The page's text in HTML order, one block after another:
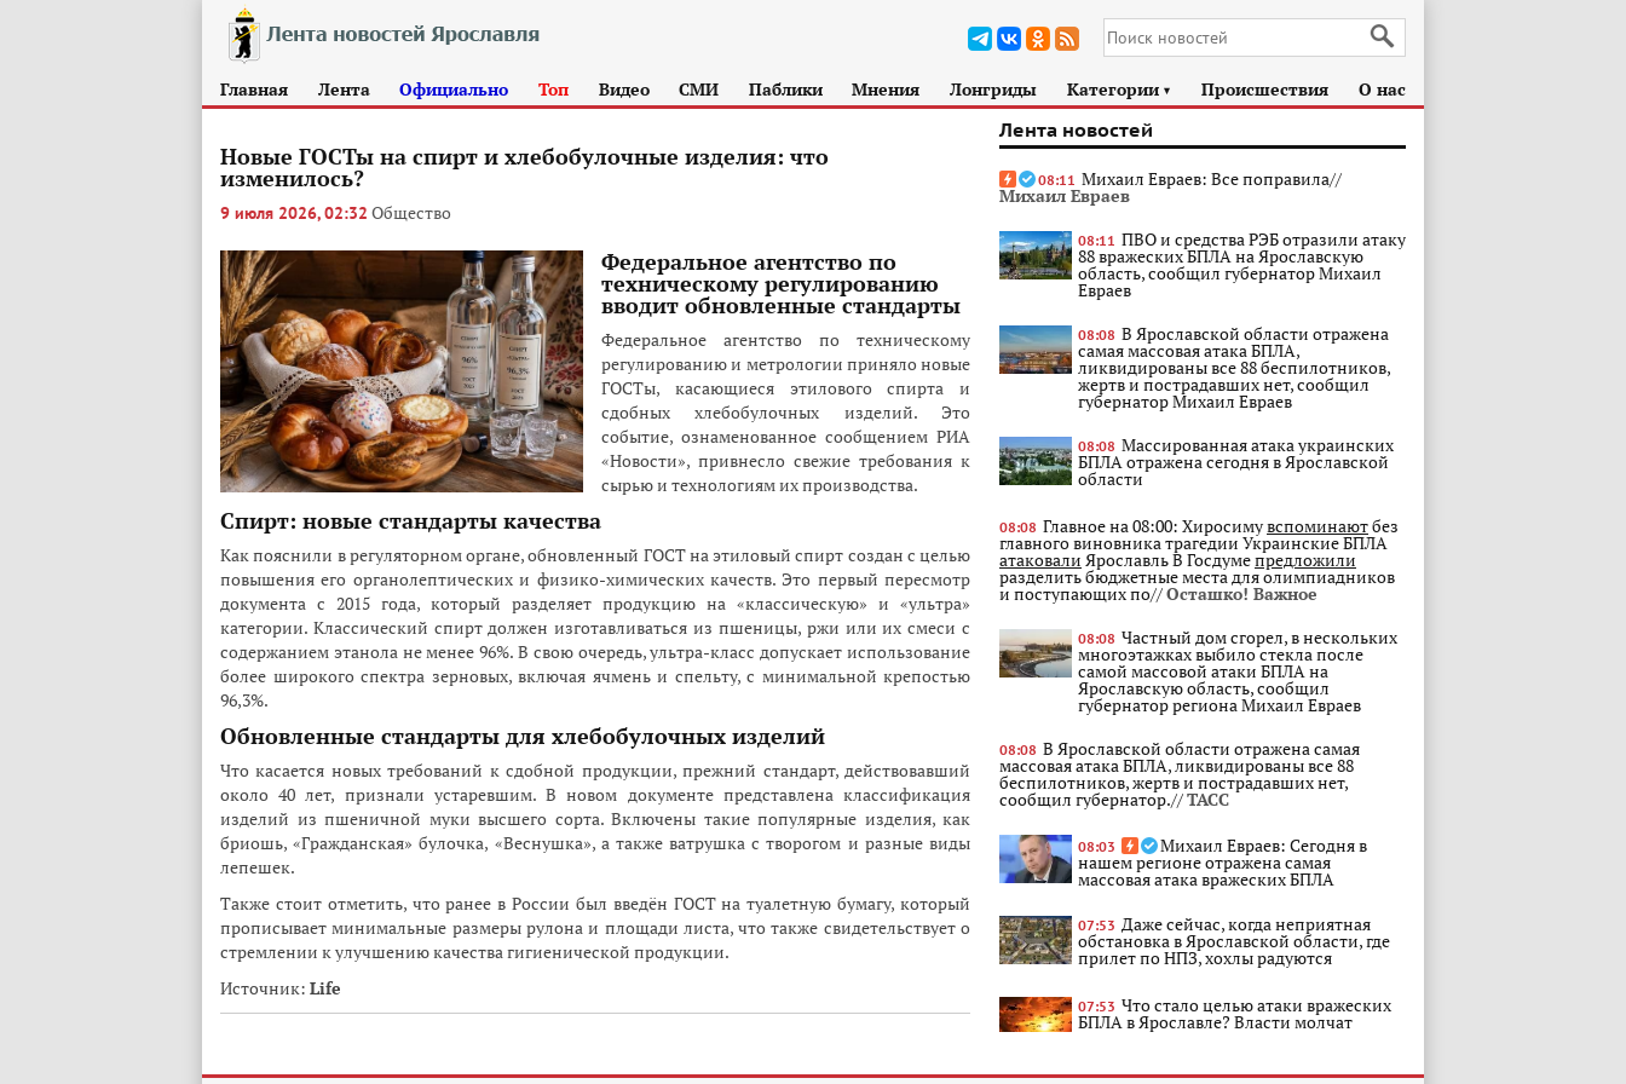
Главная Лента Официально Топ Видео СМИ Паблики Мнения Лонгриды Категории ► Происшествия О нас
Новые ГОСТы на спирт и хлебобулочные изделия: что
изменилось?
9 июля 2026, 02:32 Общество
Федеральное агентство по
техническому регулированию
вводит обновленные стандарты
Федеральное агентство по техническому
регулированию и метрологии приняло новые
ГОСТы, касающиеся этилового спирта и
сдобных хлебобулочных изделий. Это
событие, ознаменованное сообщением РИА
«Новости», привнесло свежие требования к
сырью и технологиям их производства.
Спирт: новые стандарты качества
Как пояснили в регуляторном органе, обновленный ГОСТ на этиловый спирт создан с целью
повышения его органолептических и физико-химических качеств. Это первый пересмотр
документа с 2015 года, который разделяет продукцию на «классическую» и «ультра»
категории. Классический спирт должен изготавливаться из пшеницы, ржи или их смеси с
содержанием этанола не менее 96%. В свою очередь, ультра-класс допускает использование
более широкого спектра зерновых, включая ячмень и спельту, с минимальной крепостью
96,3%.
Обновленные стандарты для хлебобулочных изделий
Что касается новых требований к сдобной продукции, прежний стандарт, действовавший
около 40 лет, признали устаревшим. В новом документе представлена классификация
изделий из пшеничной муки высшего сорта. Включены такие популярные изделия, как
бриошь, «Гражданская» булочка, «Веснушка», а также ватрушка с творогом и разные виды
лепешек.
Также стоит отметить, что ранее в России был введён ГОСТ на туалетную бумагу, который
прописывает минимальные размеры рулона и площади листа, что также свидетельствует о
стремлении к улучшению качества гигиенической продукции.
Источник: Life
Лента новостей
08:11 Михаил Евраев: Все поправила//
Михаил Евраев
08:11 ПВО и средства РЭБ отразили атаку
88 вражеских БПЛА на Ярославскую
область, сообщил губернатор Михаил
Евраев
08:08 В Ярославской области отражена
самая массовая атака БПЛА,
ликвидированы все 88 беспилотников,
жертв и пострадавших нет, сообщил
губернатор Михаил Евраев
08:08 Массированная атака украинских
БПЛА отражена сегодня в Ярославской
области
08:08 Главное на 08:00: Хиросимувспоминаютбез
главного виновника трагедии Украинские БПЛА
атаковали Ярославль В Госдумепредложили
разделить бюджетные места для олимпиадников
и поступающих по//Осташко! Важное
08:08 Частный дом сгорел, в нескольких
многоэтажках выбило стекла после
самой массовой атаки БПЛА на
Ярославскую область, сообщил
губернатор региона Михаил Евраев
08:08 В Ярославской области отражена самая
массовая атака БПЛА, ликвидированы все 88
беспилотников, жертв и пострадавших нет,
сообщил губернатор.//ТАСС
08:03 Михаил Евраев: Сегодня в
нашем регионе отражена самая
массовая атака вражеских БПЛА
07:53 Даже сейчас, когда неприятная
обстановка в Ярославской области, где
прилет по НПЗ, хохлы радуются
07:53 Что стало целью атаки вражеских
БПЛА в Ярославле? Власти молчат